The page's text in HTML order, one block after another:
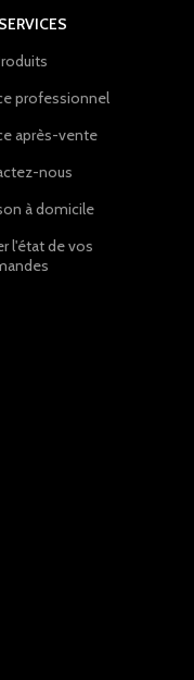
professionnel
après-vente
nous
à domicile
l'état de vos